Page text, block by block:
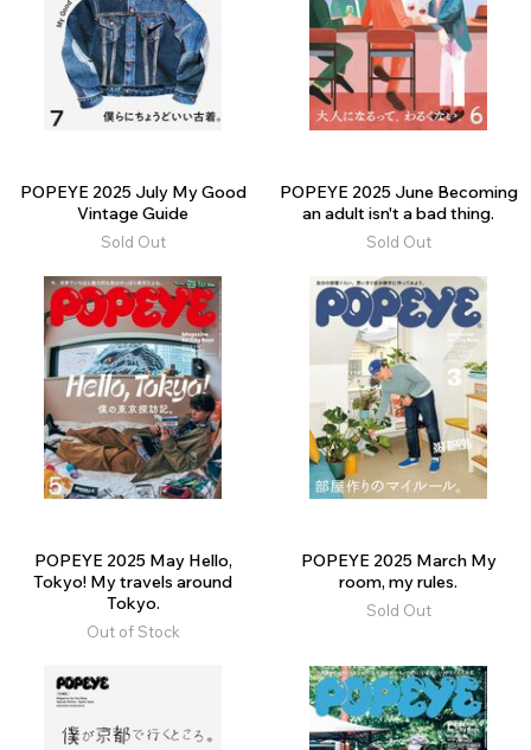
POPEYE 2025 July My Good
Vintage Guide
Sold Out
POPEYE 2025 June Becoming
an adult isn't a bad thing.
Sold Out
POPEYE 2025 May Hello,
Tokyo! My travels around
Tokyo.
Out of Stock
POPEYE 2025 March My
room, my rules.
Sold Out